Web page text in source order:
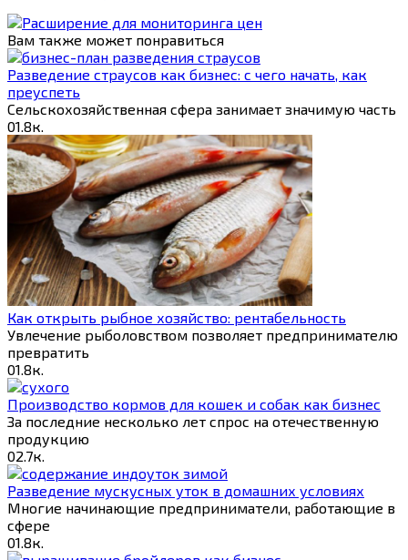
Вам также может понравиться
Разведение страусов как бизнес: с чего начать, как
преуспеть
Сельскохозяйственная сфера занимает значимую часть
01.8к.
Как открыть рыбное хозяйство: рентабельность
Увлечение рыболовством позволяет предпринимателю
превратить
01.8к.
Производство кормов для кошек и собак как бизнес
За последние несколько лет спрос на отечественную
продукцию
02.7к.
Разведение мускусных уток в домашних условиях
Многие начинающие предприниматели, работающие в
сфере
01.8к.